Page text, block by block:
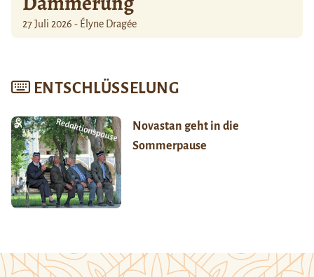
27 Juli 2026 - Élyne Dragée
ENTSCHLÜSSELUNG
Novastan geht in die
Sommerpause